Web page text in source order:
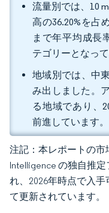
流量別では、10
高の36.20%を占
まで年平均成長
テゴリーとなって
地域別では、中
み出しました。
る地域であり、
前進しています。
注記：本レポートの
Intelligence の独自推
れ、2026年時点で入
て更新されています。